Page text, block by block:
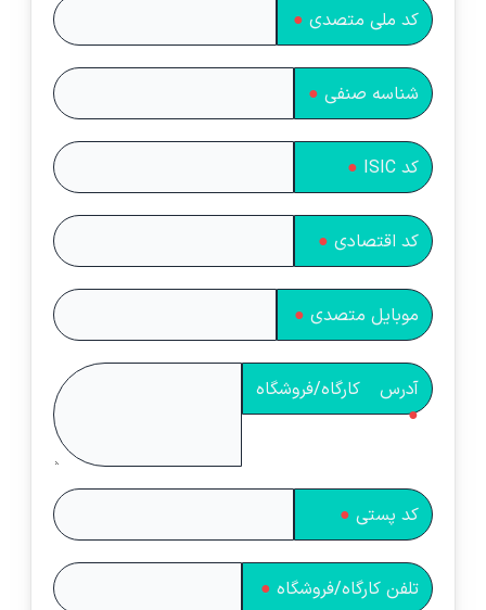
کد ملی متصدی ●
شناسه صنفی ●
کد ISIC ●
کد اقتصادی ●
موبایل متصدی ●
آدرس کارگاه/فروشگاه
●
کد پستی ●
تلفن کارگاه/فروشگاه ●